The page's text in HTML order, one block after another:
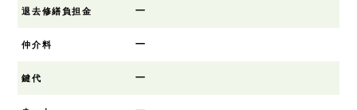
退去修繕負担金 ー
仲介料 ー
鍵代 ー